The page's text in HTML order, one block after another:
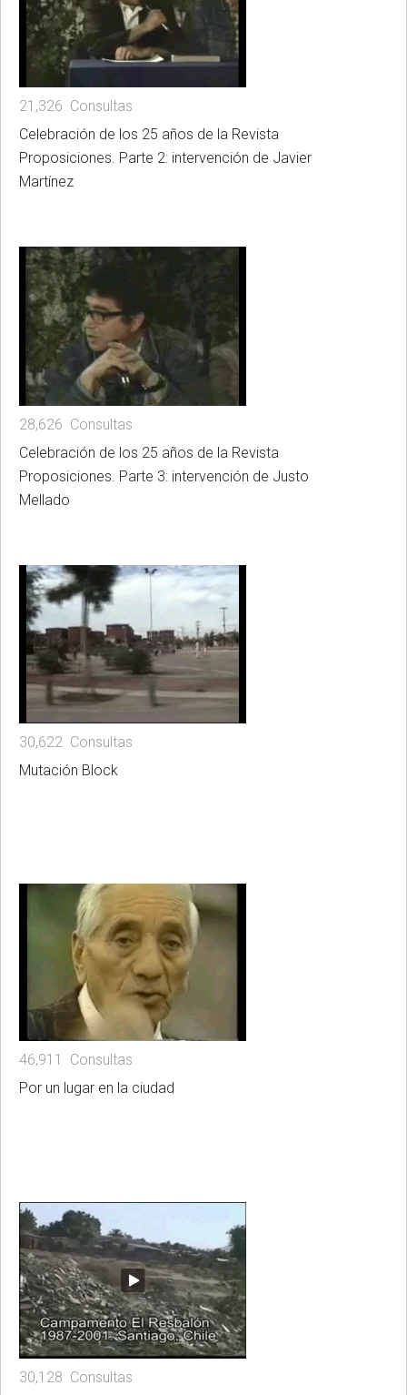
21,326 Consultas
Celebración de los 25 años de la Revista
Proposiciones. Parte 2: intervención de Javier
Martínez
28,626 Consultas
Celebración de los 25 años de la Revista
Proposiciones. Parte 3: intervención de Justo
Mellado
30,622 Consultas
Mutación Block
46,911 Consultas
Por un lugar en la ciudad
30,128 Consultas